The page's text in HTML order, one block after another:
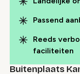
Passend
Reeds
faciliteiten
Buitenplaats